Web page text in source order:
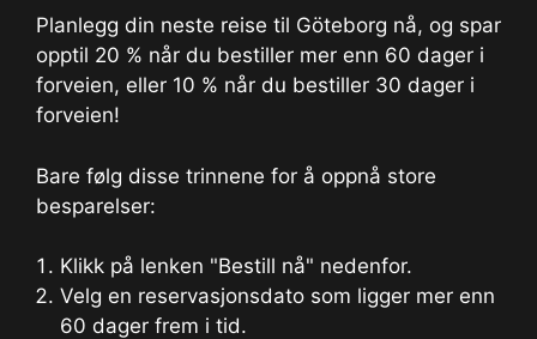
Planlegg din neste reise til Göteborg nå, og spar
opptil 20 % når du bestiller mer enn 60 dager i
forveien, eller 10 % når du bestiller 30 dager i
forveien!
Bare følg disse trinnene for å oppnå store
besparelser:
Klikk på lenken "Bestill nå" nedenfor.
Velg en reservasjonsdato som ligger mer enn
60 dager frem i tid.